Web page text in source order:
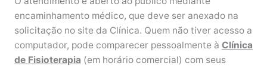
encaminhamento médico, que deve ser anexado na
solicitação no site da Clínica. Quem não tiver acesso a
computador, pode comparecer pessoalmente à Clínica
de Fisioterapia (em horário comercial) com seus